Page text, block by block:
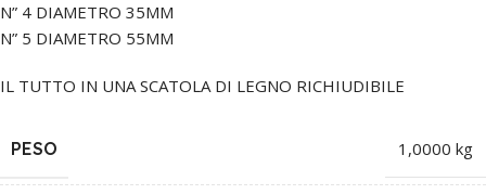
N” 4 DIAMETRO 35MM
N” 5 DIAMETRO 55MM
IL TUTTO IN UNA SCATOLA DI LEGNO RICHIUDIBILE
PESO 1,0000 kg